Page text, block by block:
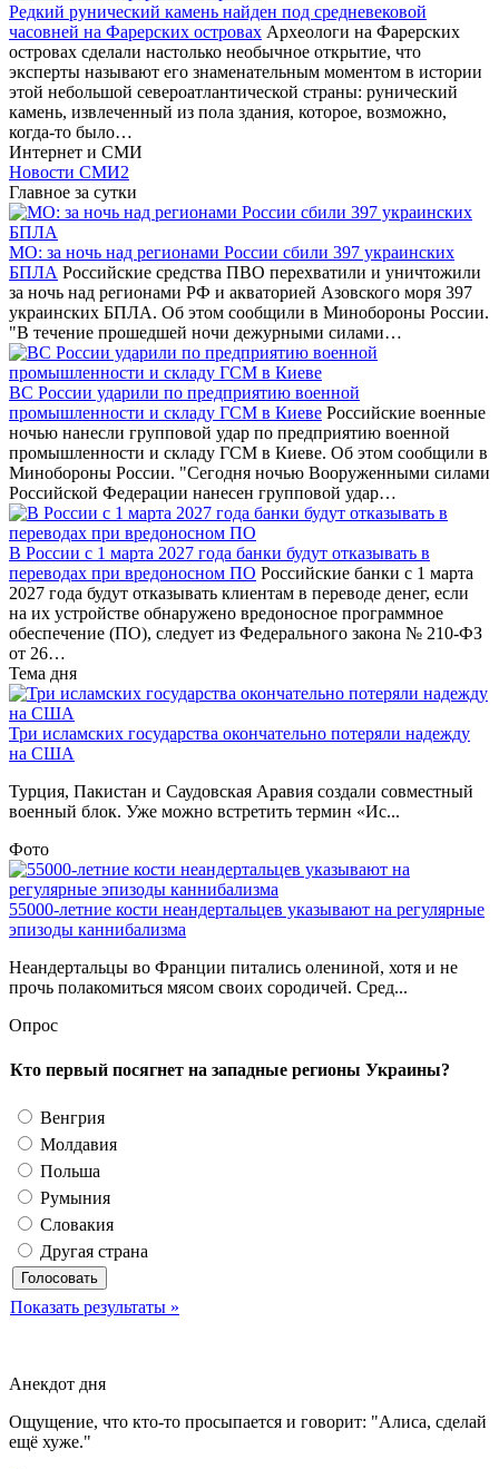
Редкий рунический камень найден под средневековой
часовней на Фарерских островах Археологи на Фарерских
островах сделали настолько необычное открытие, что
эксперты называют его знаменательным моментом в истории
этой небольшой североатлантической страны: рунический
камень, извлеченный из пола здания, которое, возможно,
когда-то было…
Интернет и СМИ
Новости СМИ2
Главное за сутки
МО: за ночь над регионами России сбили 397 украинских
БПЛА Российские средства ПВО перехватили и уничтожили
за ночь над регионами РФ и акваторией Азовского моря 397
украинских БПЛА. Об этом сообщили в Минобороны России.
"В течение прошедшей ночи дежурными силами…
ВС России ударили по предприятию военной
промышленности и складу ГСМ в Киеве Российские военные
ночью нанесли групповой удар по предприятию военной
промышленности и складу ГСМ в Киеве. Об этом сообщили в
Минобороны России. "Сегодня ночью Вооруженными силами
Российской Федерации нанесен групповой удар…
В России с 1 марта 2027 года банки будут отказывать в
переводах при вредоносном ПО Российские банки с 1 марта
2027 года будут отказывать клиентам в переводе денег, если
на их устройстве обнаружено вредоносное программное
обеспечение (ПО), следует из Федерального закона № 210-ФЗ
от 26…
Тема дня
Три исламских государства окончательно потеряли надежду
на США
Турция, Пакистан и Саудовская Аравия создали совместный
военный блок. Уже можно встретить термин «Ис...
Фото
55000-летние кости неандертальцев указывают на регулярные
эпизоды каннибализма
Неандертальцы во Франции питались олениной, хотя и не
прочь полакомиться мясом своих сородичей. Сред...
Опрос
Кто первый посягнет на западные регионы Украины?
Венгрия
Молдавия
Польша
Румыния
Словакия
Другая страна
Показать результаты »
Анекдот дня
Ощущение, что кто-то просыпается и говорит: "Алиса, сделай
ещё хуже."